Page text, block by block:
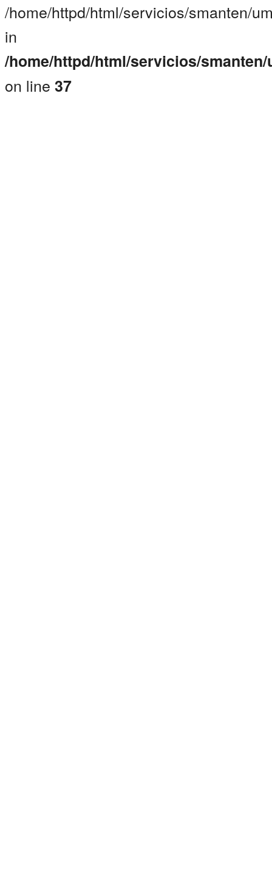
/home/httpd/html/servicios/smanten/
in
/home/httpd/html/servicios/
on line 37